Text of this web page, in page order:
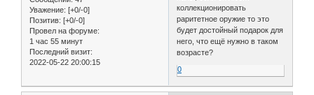
Уважение: [+0/-0]
Позитив: [+0/-0]
Провел на форуме:
1 час 55 минут
Последний визит:
2022-05-22 20:00:15
коллекционировать
раритетное оружие то это
будет достойный подарок для
него, что ещё нужно в таком
возрасте?
0